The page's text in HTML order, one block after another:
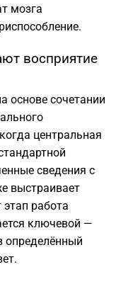
мозга
восприятие
основе сочетании
центральная
сведения с
выстраивает
работа
ключевой —
определённый